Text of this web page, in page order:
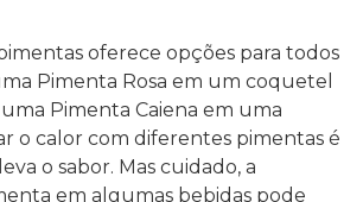
oferece opções para todos
Pimenta Rosa em um coquetel
Pimenta Caiena em uma
o calor com diferentes pimentas é
o sabor. Mas cuidado, a
em algumas bebidas pode